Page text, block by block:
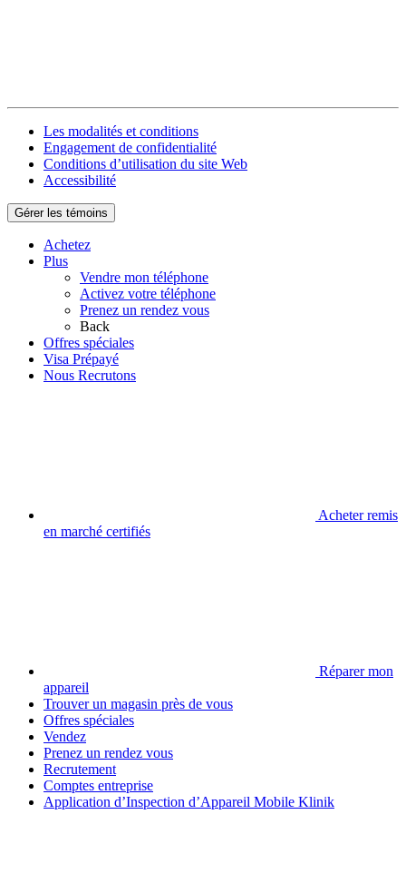
Les modalités et conditions
Engagement de confidentialité
Conditions d’utilisation du site Web
Accessibilité
Gérer les témoins
Achetez
Plus
Vendre mon téléphone
Activez votre téléphone
Prenez un rendez vous
Back
Offres spéciales
Visa Prépayé
Nous Recrutons
Acheter remis
en marché certifiés
Réparer mon
appareil
Trouver un magasin près de vous
Offres spéciales
Vendez
Prenez un rendez vous
Recrutement
Comptes entreprise
Application d’Inspection d’Appareil Mobile Klinik